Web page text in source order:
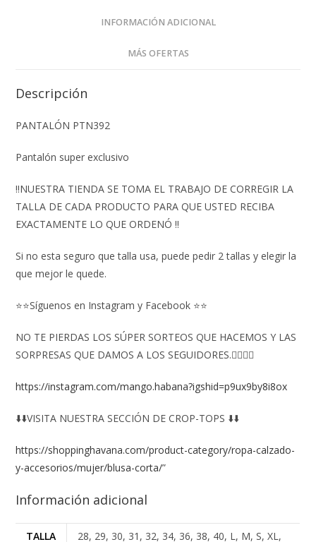
INFORMACIÓN ADICIONAL
MÁS OFERTAS
Descripción
PANTALÓN PTN392
Pantalón super exclusivo
‼️NUESTRA TIENDA SE TOMA EL TRABAJO DE CORREGIR LA
TALLA DE CADA PRODUCTO PARA QUE USTED RECIBA
EXACTAMENTE LO QUE ORDENÓ ‼️
Si no esta seguro que talla usa, puede pedir 2 tallas y elegir la
que mejor le quede.
⭐⭐Síguenos en Instagram y Facebook ⭐⭐
NO TE PIERDAS LOS SÚPER SORTEOS QUE HACEMOS Y LAS
SORPRESAS QUE DAMOS A LOS SEGUIDORES.👇🏻👇🏻
https://instagram.com/mango.habana?igshid=p9ux9by8i8ox
⬇️⬇️VISITA NUESTRA SECCIÓN DE CROP-TOPS ⬇️⬇️
https://shoppinghavana.com/product-category/ropa-calzado-
y-accesorios/mujer/blusa-corta/”
Información adicional
TALLA 28, 29, 30, 31, 32, 34, 36, 38, 40, L, M, S, XL,